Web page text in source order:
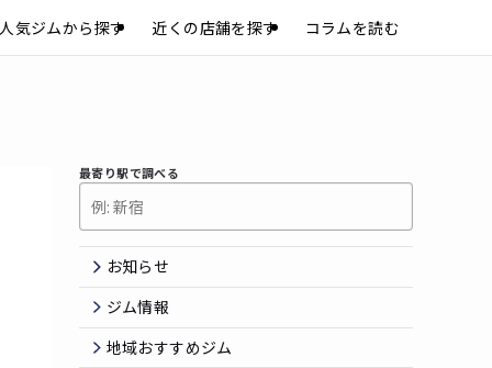
人気ジムから探す 近くの店舗を探す コラムを読む
最寄り駅で調べる
お知らせ
ジム情報
地域おすすめジム